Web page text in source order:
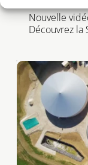
Nouvelle
Découvrez la
installation
digesteur de
L'installation
d'augmenter